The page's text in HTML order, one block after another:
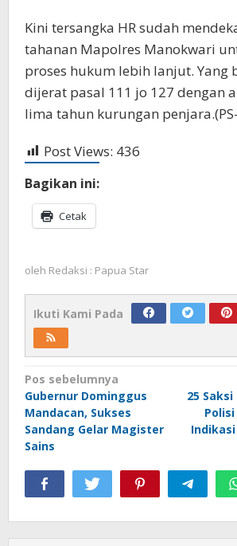
Kini tersangka HR sudah
tahanan Mapolres Manokwari
proses hukum lebih lanjut. Yang
dijerat pasal 111 jo 127 dengan
lima tahun kurungan
Post Views: 436
Bagikan ini:
Cetak
oleh Redaksi : Papua Star
Ikuti Kami Pada
Navigasi
pos
Pos sebelumnya
Gubernur Dominggus
Mandacan, Sukses
Sandang Gelar Magister
Sains
25